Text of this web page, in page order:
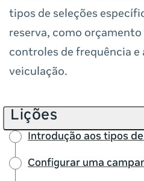
tipos de seleções
reserva, como orçamento
controles de frequência e
veiculação.
Lições
Introdução aos tipos
Configurar uma